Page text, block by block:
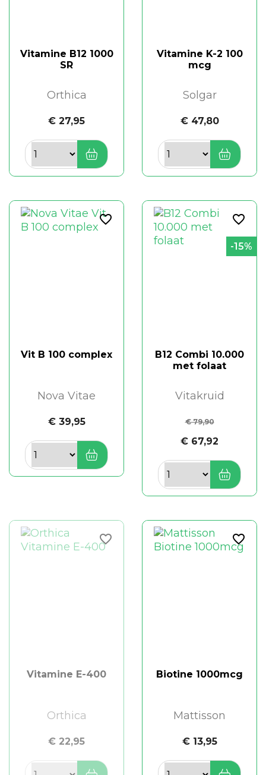
Vitamine B12 1000
SR
Orthica
€ 27,95
Vitamine K-2 100
mcg
Solgar
€ 47,80
Vit B 100 complex
Nova Vitae
€ 39,95
favorite_border
B12 Combi 10.000
met folaat
Vitakruid
€ 79,90
€ 67,92
-15%
favorite_border
Vitamine E-400
Orthica
€ 22,95
favorite_border
Biotine 1000mcg
Mattisson
€ 13,95
favorite_border